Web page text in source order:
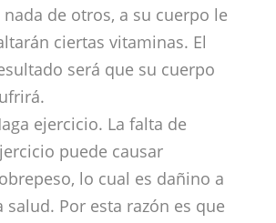
nada de otros, a su cuerpo le
ciertas vitaminas. El
será que su cuerpo
ejercicio. La falta de
puede causar
lo cual es dañino a
salud. Por esta razón es que